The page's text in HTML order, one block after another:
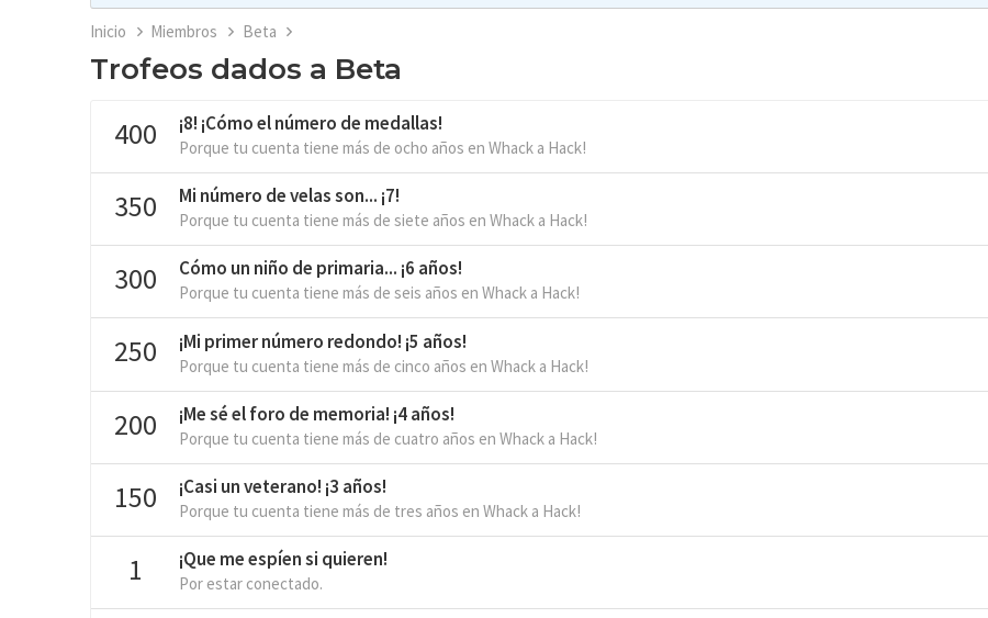
Inicio Miembros Beta
Trofeos dados a Beta
400 ¡8! ¡Cómo el número de medallas!
Porque tu cuenta tiene más de ocho años en Whack a Hack!
350 Mi número de velas son... ¡7!
Porque tu cuenta tiene más de siete años en Whack a Hack!
300 Cómo un niño de primaria... ¡6 años!
Porque tu cuenta tiene más de seis años en Whack a Hack!
250 ¡Mi primer número redondo! ¡5 años!
Porque tu cuenta tiene más de cinco años en Whack a Hack!
200 ¡Me sé el foro de memoria! ¡4 años!
Porque tu cuenta tiene más de cuatro años en Whack a Hack!
150 ¡Casi un veterano! ¡3 años!
Porque tu cuenta tiene más de tres años en Whack a Hack!
1 ¡Que me espíen si quieren!
Por estar conectado.